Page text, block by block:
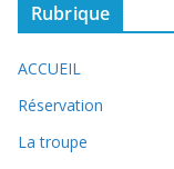
Rubrique
ACCUEIL
Réservation
La troupe